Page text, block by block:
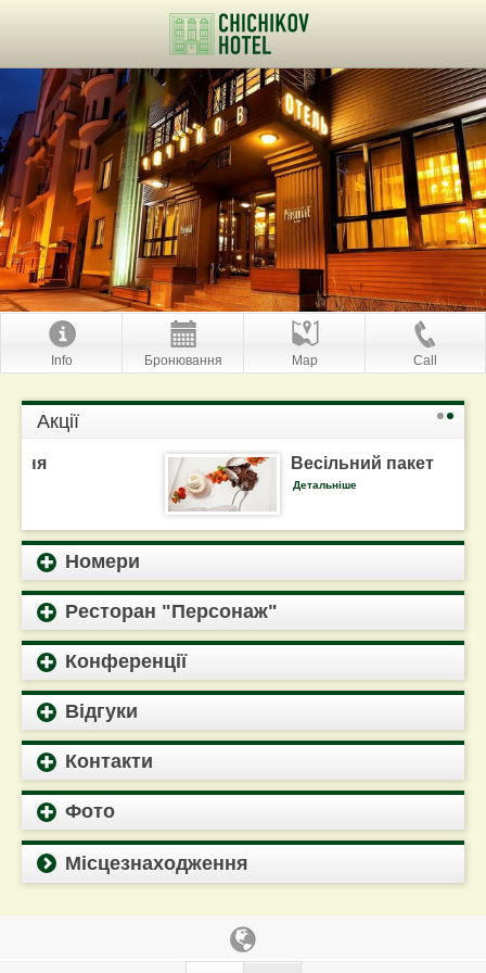
Info Бронювання Map Call
Акції
Весільний пакет
Детальніше
Номери
Ресторан "Персонаж"
Конференції
Відгуки
Контакти
Фото
Місцезнаходження